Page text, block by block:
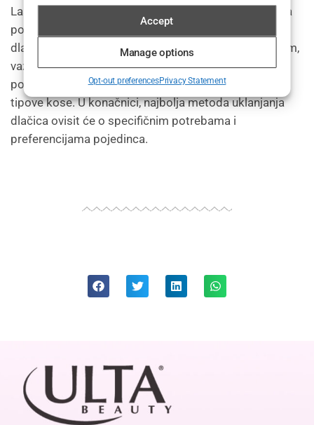
Accept
Manage options
Opt-out preferencesPrivacy Statement
Lasersko uklanjanje dlačica može biti najbolji izbor za
pojedince koji traže dugoročno rješenje za uklanjanje
dlačica uz minimalnu nelagodu i svestranost. Međutim,
važno je uzeti u obzir uloženi trošak i vrijeme, kao i
potencijalna ograničenja učinkovitosti za određene
tipove kose. U konačnici, najbolja metoda uklanjanja
dlačica ovisit će o specifičnim potrebama i
preferencijama pojedinca.